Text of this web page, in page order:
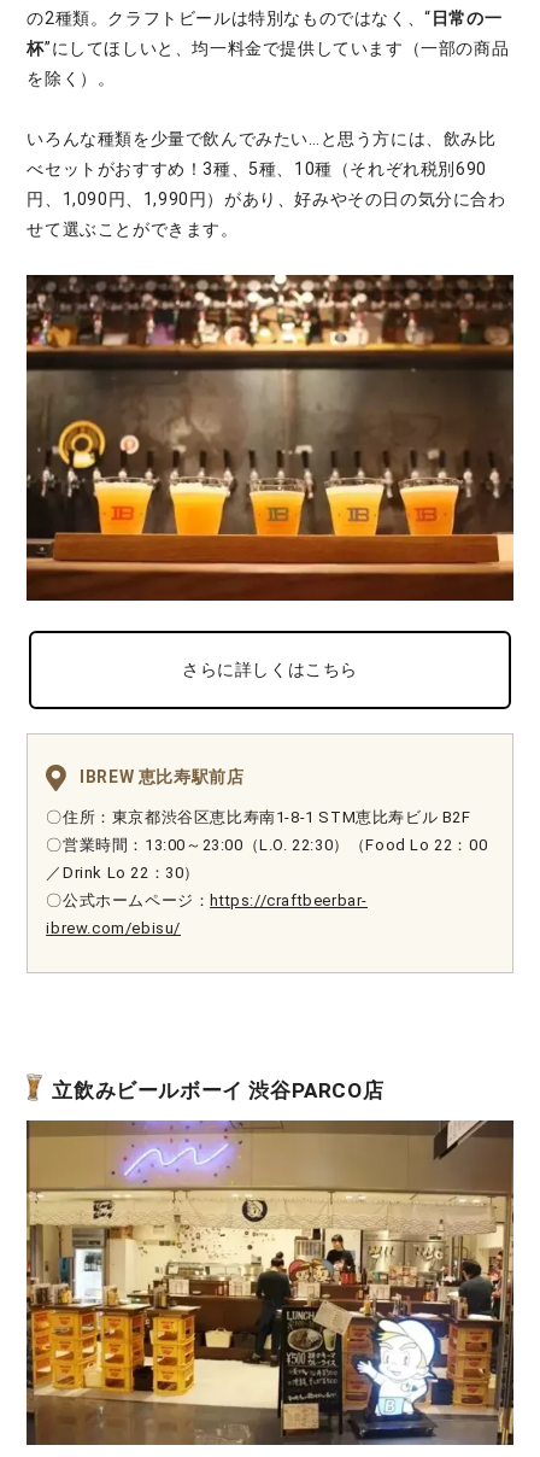
の2種類。クラフトビールは特別なものではなく、“ 日常の一
杯”にしてほしいと、均一料金で提供しています（一部の商品
を除く）。
いろんな種類を少量で飲んでみたい…と思う方には、飲み比
べセットがおすすめ！3種、5種、10種（それぞれ税別690
円、1,090円、1,990円）があり、好みやその日の気分に合わ
せて選ぶことができます。
さらに詳しくはこちら
IBREW 恵比寿駅前店
〇住所：東京都渋谷区恵比寿南1-8-1 STM恵比寿ビル B2F
〇営業時間：13:00～23:00（L.O. 22:30）（Food Lo 22：00
／Drink Lo 22：30）
〇公式ホームページ： https://craftbeerbar-
ibrew.com/ebisu/
立飲みビールボーイ 渋谷PARCO店